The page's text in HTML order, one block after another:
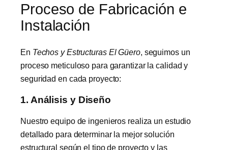
Proceso de Fabricación e
Instalación
En Techos y Estructuras El Güero, seguimos un
proceso meticuloso para garantizar la calidad y
seguridad en cada proyecto:
1. Análisis y Diseño
Nuestro equipo de ingenieros realiza un estudio
detallado para determinar la mejor solución
estructural según el tipo de proyecto y las